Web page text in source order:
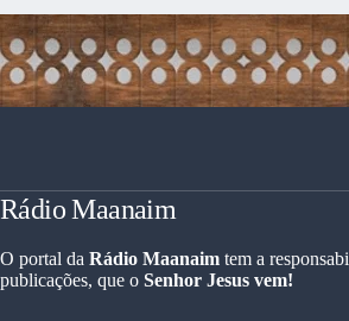
Rádio Maanaim
O portal da Rádio Maanaim tem a
publicações, que o Senhor Jesus vem!